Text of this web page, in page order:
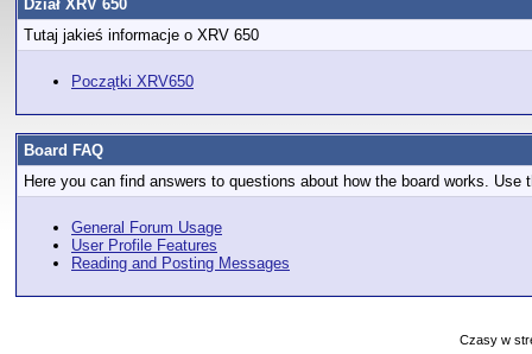
Dział XRV 650
Tutaj jakieś informacje o XRV 650
Początki XRV650
Board FAQ
Here you can find answers to questions about how the board works.
General Forum Usage
User Profile Features
Reading and Posting Messages
Czasy w